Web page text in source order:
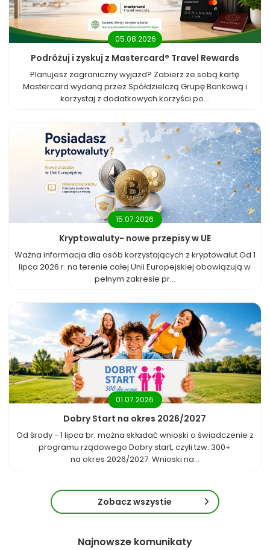
05.08.2026
Podróżuj i zyskuj z Mastercard® Travel Rewards
Planujesz zagraniczny wyjazd? Zabierz ze sobą kartę
Mastercard wydaną przez Spółdzielczą Grupę Bankową i
korzystaj z dodatkowych korzyści po...
15.07.2026
Kryptowaluty- nowe przepisy w UE
Ważna informacja dla osób korzystających z kryptowalut Od 1
lipca 2026 r. na terenie całej Unii Europejskiej obowiązują w
pełnym zakresie pr...
01.07.2026
Dobry Start na okres 2026/2027
Od środy - 1 lipca br. można składać wnioski o świadczenie z
programu rządowego Dobry start, czyli tzw. 300+
na okres 2026/2027. Wnioski na...
Zobacz wszystie
Najnowsze komunikaty